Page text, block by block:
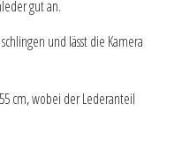
gut an.
und lässt die Kamera
cm, wobei der Lederanteil